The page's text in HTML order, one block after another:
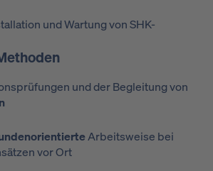
und Wartung von SHK-
und der Begleitung von
Arbeitsweise bei
vor Ort